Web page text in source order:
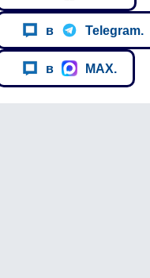
в Telegram.
в MAX.